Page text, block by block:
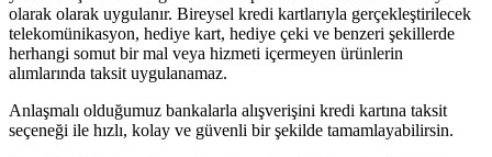
olarak olarak uygulanır. Bireysel kredi kartlarıyla gerçekleştirilecek
telekomünikasyon, hediye kart, hediye çeki ve benzeri şekillerde
herhangi somut bir mal veya hizmeti içermeyen ürünlerin
alımlarında taksit uygulanamaz.
Anlaşmalı olduğumuz bankalarla alışverişini kredi kartına taksit
seçeneği ile hızlı, kolay ve güvenli bir şekilde tamamlayabilirsin.